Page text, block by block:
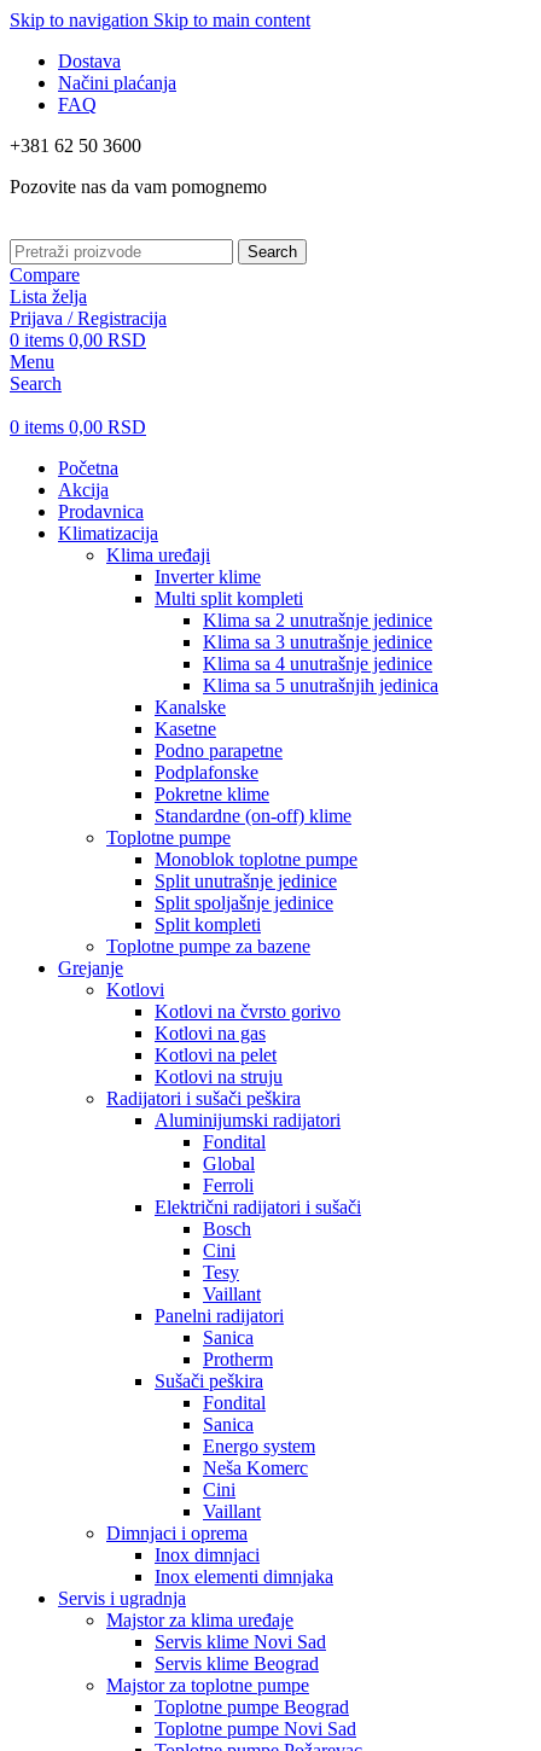
Skip to navigation Skip to main content
Dostava
Načini plaćanja
FAQ
+381 62 50 3600
Pozovite nas da vam pomognemo
Search
Compare
Lista želja
Prijava / Registracija
0 items 0,00 RSD
Menu
Search
0 items 0,00 RSD
Početna
Akcija
Prodavnica
Klimatizacija
Klima uređaji
Inverter klime
Multi split kompleti
Klima sa 2 unutrašnje jedinice
Klima sa 3 unutrašnje jedinice
Klima sa 4 unutrašnje jedinice
Klima sa 5 unutrašnjih jedinica
Kanalske
Kasetne
Podno parapetne
Podplafonske
Pokretne klime
Standardne (on-off) klime
Toplotne pumpe
Monoblok toplotne pumpe
Split unutrašnje jedinice
Split spoljašnje jedinice
Split kompleti
Toplotne pumpe za bazene
Grejanje
Kotlovi
Kotlovi na čvrsto gorivo
Kotlovi na gas
Kotlovi na pelet
Kotlovi na struju
Radijatori i sušači peškira
Aluminijumski radijatori
Fondital
Global
Ferroli
Električni radijatori i sušači
Bosch
Cini
Tesy
Vaillant
Panelni radijatori
Sanica
Protherm
Sušači peškira
Fondital
Sanica
Energo system
Neša Komerc
Cini
Vaillant
Dimnjaci i oprema
Inox dimnjaci
Inox elementi dimnjaka
Servis i ugradnja
Majstor za klima uređaje
Servis klime Novi Sad
Servis klime Beograd
Majstor za toplotne pumpe
Toplotne pumpe Beograd
Toplotne pumpe Novi Sad